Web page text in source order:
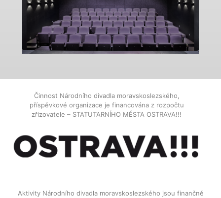
Činnost Národního divadla moravskoslezského,
příspěvkové organizace je financována z rozpočtu
zřizovatele – STATUTARNÍHO MĚSTA OSTRAVA!!!
Aktivity Národního divadla moravskoslezského jsou finančně